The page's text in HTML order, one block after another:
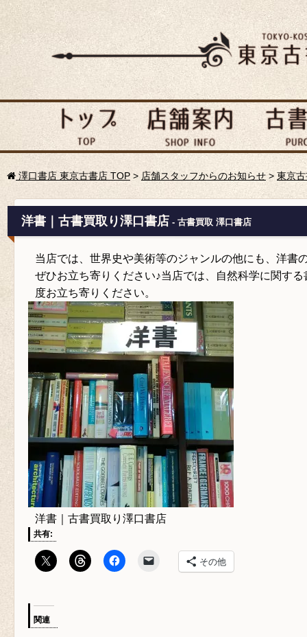
澤口書店 東京古書店 TOP > 店舗スタッフからのお知らせ> 東京
洋書｜古書買取り澤口書店 - 古書買取 澤口書店
当店では、世界史や美術等のジャンルの他にも、洋書
ぜひお立ち寄りください♪当店では、自然科学に関す
度お立ち寄りください。
洋書｜古書買取り澤口書店
共有:
その他
関連